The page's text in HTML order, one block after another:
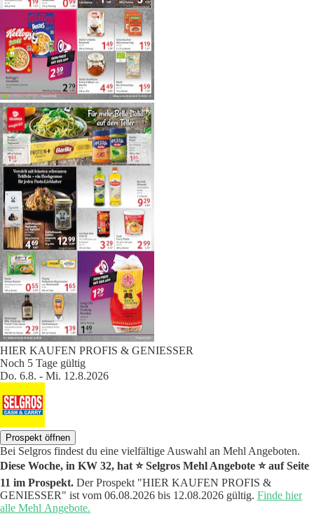
HIER KAUFEN PROFIS & GENIESSER
Noch 5 Tage gültig
Do. 6.8. - Mi. 12.8.2026
Prospekt öffnen
Bei Selgros findest du eine vielfältige Auswahl an Mehl Angeboten.
Diese Woche, in KW 32, hat ⭐️ Selgros Mehl Angebote ⭐️ auf Seite
11 im Prospekt. Der Prospekt "HIER KAUFEN PROFIS &
GENIESSER" ist vom 06.08.2026 bis 12.08.2026 gültig. Finde hier
alle Mehl Angebote.